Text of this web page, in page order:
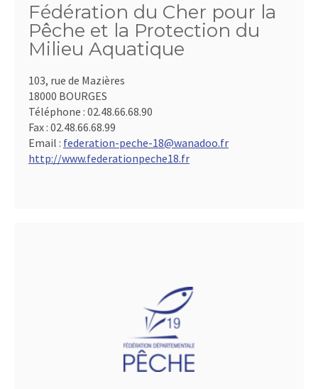
Fédération du Cher pour la
Pêche et la Protection du
Milieu Aquatique
103, rue de Mazières
18000 BOURGES
Téléphone : 02.48.66.68.90
Fax : 02.48.66.68.99
Email : federation-peche-18@wanadoo.fr
http://www.federationpeche18.fr